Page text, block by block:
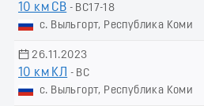
10 км СВ - ВС17-18
с. Выльгорт, Республика Коми
26.11.2023
10 км КЛ
- ВС
с. Выльгорт, Республика Коми